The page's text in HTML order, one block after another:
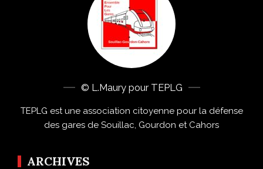
© L.Maury pour TEPLG
TEPLG est une association citoyenne pour la défense
des gares de Souillac, Gourdon et Cahors
ARCHIVES